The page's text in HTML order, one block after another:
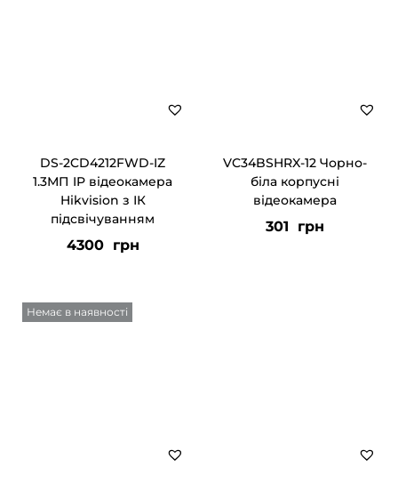
DS-2CD4212FWD-IZ
1.3МП IP відеокамера
Hikvision з ІК
підсвічуванням
4300 грн
VC34BSHRX-12 Чорно-
біла корпусні
відеокамера
301 грн
Немає в наявності